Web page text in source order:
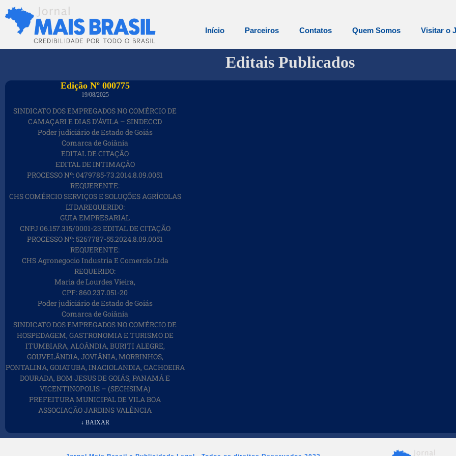
Início Parceiros Contatos Quem Somos Visitar o
Editais Publicados
Edição Nº 000775
19/08/2025
SINDICATO DOS EMPREGADOS NO COMÉRCIO DE
CAMAÇARI E DIAS D’ÁVILA – SINDECCD
Poder judiciário de Estado de Goiás
Comarca de Goiânia
EDITAL DE CITAÇÃO
EDITAL DE INTIMAÇÃO
PROCESSO Nº: 0479785-73.2014.8.09.0051
REQUERENTE:
CHS COMÉRCIO SERVIÇOS E SOLUÇÕES AGRÍCOLAS
LTDAREQUERIDO:
GUIA EMPRESARIAL
CNPJ 06.157.315/0001-23 EDITAL DE CITAÇÃO
PROCESSO Nº: 5267787-55.2024.8.09.0051
REQUERENTE:
CHS Agronegocio Industria E Comercio Ltda
REQUERIDO:
Maria de Lourdes Vieira,
CPF: 860.237.051-20
Poder judiciário de Estado de Goiás
Comarca de Goiânia
SINDICATO DOS EMPREGADOS NO COMÉRCIO DE
HOSPEDAGEM, GASTRONOMIA E TURISMO DE
ITUMBIARA, ALOÂNDIA, BURITI ALEGRE,
GOUVELÂNDIA, JOVIÂNIA, MORRINHOS,
PONTALINA, GOIATUBA, INACIOLANDIA, CACHOEIRA
DOURADA, BOM JESUS DE GOIÁS, PANAMÁ E
VICENTINOPOLIS – (SECHSIMA)
PREFEITURA MUNICIPAL DE VILA BOA
ASSOCIAÇÃO JARDINS VALÊNCIA
↓ BAIXAR